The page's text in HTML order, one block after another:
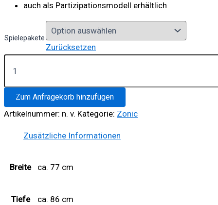
auch als Partizipationsmodell erhältlich
Spielepakete
Zurücksetzen
Zonic
Safari
Menge
Zum Anfragekorb hinzufügen
Artikelnummer: n. v. Kategorie: Zonic
Zusätzliche Informationen
Breite ca. 77 cm
Tiefe ca. 86 cm